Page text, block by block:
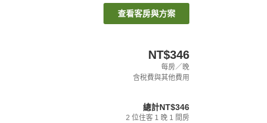
查看客房與方案
NT$346
每房／晚
含稅費與其他費用
總計NT$346
2 位住客 1 晚 1 間房